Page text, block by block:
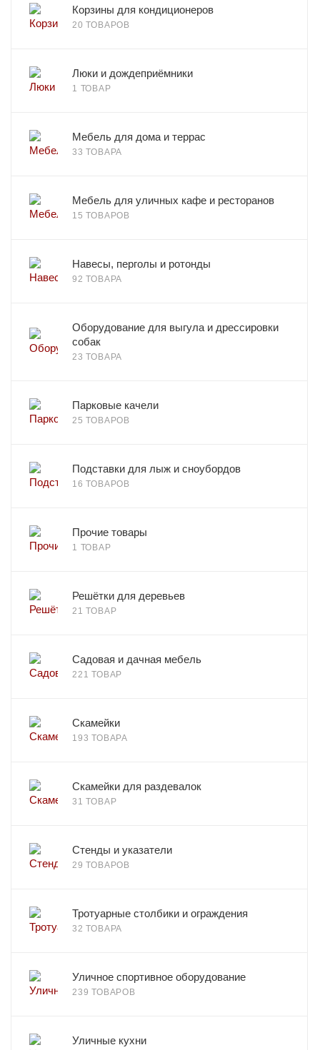
Корзины для кондиционеров
20 ТОВАРОВ
Люки и дождеприёмники
1 ТОВАР
Мебель для дома и террас
33 ТОВАРА
Мебель для уличных кафе и ресторанов
15 ТОВАРОВ
Навесы, перголы и ротонды
92 ТОВАРА
Оборудование для выгула и дрессировки
собак
23 ТОВАРА
Парковые качели
25 ТОВАРОВ
Подставки для лыж и сноубордов
16 ТОВАРОВ
Прочие товары
1 ТОВАР
Решётки для деревьев
21 ТОВАР
Садовая и дачная мебель
221 ТОВАР
Скамейки
193 ТОВАРА
Скамейки для раздевалок
31 ТОВАР
Стенды и указатели
29 ТОВАРОВ
Тротуарные столбики и ограждения
32 ТОВАРА
Уличное спортивное оборудование
239 ТОВАРОВ
Уличные кухни